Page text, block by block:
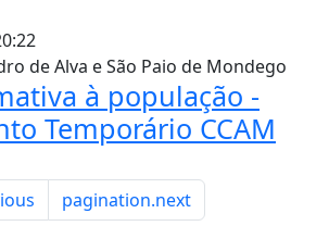
de Alva e São Paio de Mondego
à população -
Temporário CCAM
pagination.next